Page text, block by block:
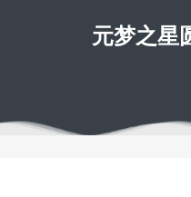
元梦之星
>元梦之星圆梦闯关竞速横屏录屏派